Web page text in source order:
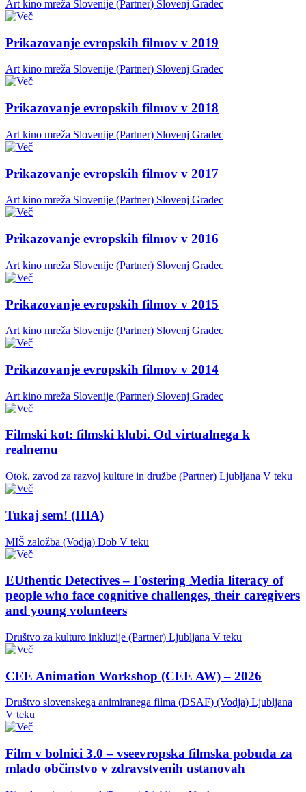
Art kino mreža Slovenije (Partner) Slovenj Gradec
Prikazovanje evropskih filmov v 2019
Art kino mreža Slovenije (Partner) Slovenj Gradec
Prikazovanje evropskih filmov v 2018
Art kino mreža Slovenije (Partner) Slovenj Gradec
Prikazovanje evropskih filmov v 2017
Art kino mreža Slovenije (Partner) Slovenj Gradec
Prikazovanje evropskih filmov v 2016
Art kino mreža Slovenije (Partner) Slovenj Gradec
Prikazovanje evropskih filmov v 2015
Art kino mreža Slovenije (Partner) Slovenj Gradec
Prikazovanje evropskih filmov v 2014
Art kino mreža Slovenije (Partner) Slovenj Gradec
Filmski kot: filmski klubi. Od virtualnega k
realnemu
Otok, zavod za razvoj kulture in družbe (Partner) Ljubljana V teku
Tukaj sem! (HIA)
MIŠ založba (Vodja) Dob V teku
EUthentic Detectives – Fostering Media literacy of
people who face cognitive challenges, their caregivers
and young volunteers
Društvo za kulturo inkluzije (Partner) Ljubljana V teku
CEE Animation Workshop (CEE AW) – 2026
Društvo slovenskega animiranega filma (DSAF) (Vodja) Ljubljana
V teku
Film v bolnici 3.0 – vseevropska filmska pobuda za
mlado občinstvo v zdravstvenih ustanovah